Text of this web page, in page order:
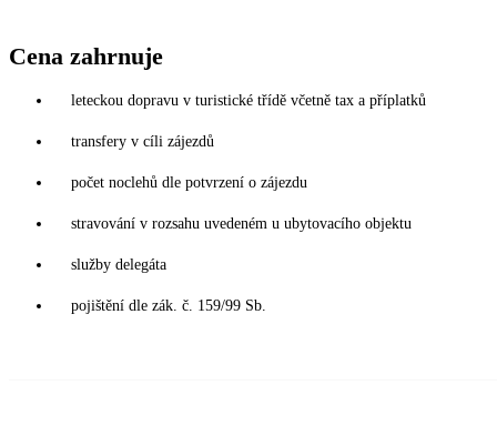
Cena zahrnuje
leteckou dopravu v turistické třídě včetně tax a příplatků
transfery v cíli zájezdů
počet noclehů dle potvrzení o zájezdu
stravování v rozsahu uvedeném u ubytovacího objektu
služby delegáta
pojištění dle zák. č. 159/99 Sb.